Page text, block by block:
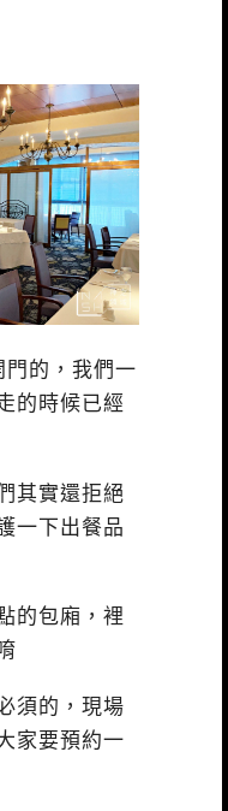
門的，我們一
的時候已經
其實還拒絕
一下出餐品
的包廂，裡
須的，現場
家要預約一